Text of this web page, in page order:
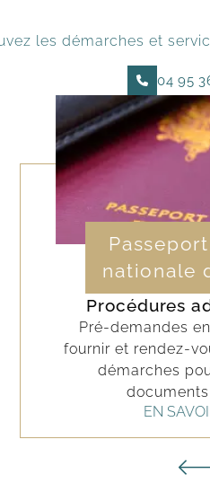
les démarches et
04 95
nationale
Procédures
Pré-demandes
fournir et rendez-
démarches
EN